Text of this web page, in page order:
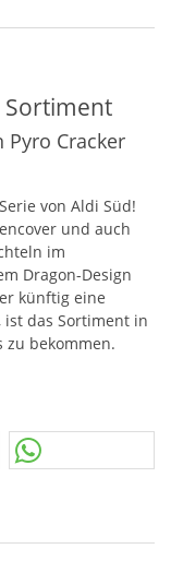
Sortiment
Cracker
von Aldi Süd!
und auch
im
Dragon-Design
künftig eine
ist das Sortiment in
bekommen.